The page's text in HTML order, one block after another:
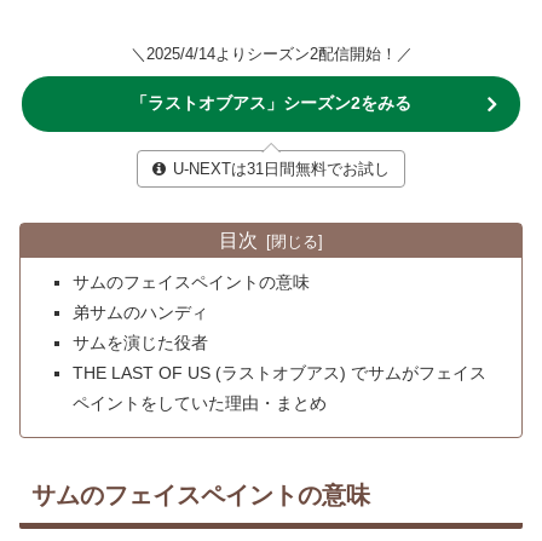
＼2025/4/14よりシーズン2配信開始！／
「ラストオブアス」シーズン2をみる
U-NEXTは31日間無料でお試し
目次
サムのフェイスペイントの意味
弟サムのハンディ
サムを演じた役者
THE LAST OF US (ラストオブアス) でサムがフェイス
ペイントをしていた理由・まとめ
サムのフェイスペイントの意味